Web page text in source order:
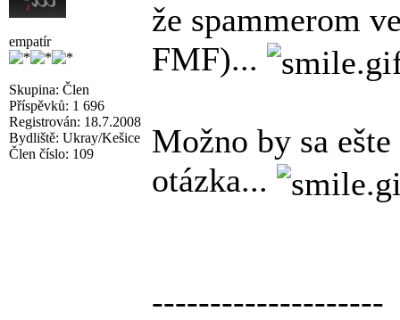
empatír
Skupina: Člen
Příspěvků: 1 696
Registrován: 18.7.2008
Bydliště: Ukray/Kešice
Člen číslo: 109
že spammerom
FMF)...
Možno by sa
otázka...
--------------------